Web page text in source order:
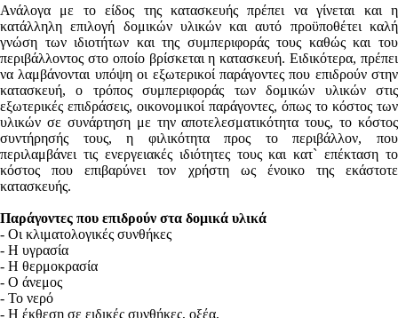
Ανάλογα με το είδος της κατασκευής πρέπει να γίνεται και η
κατάλληλη επιλογή δομικών υλικών και αυτό προϋποθέτει καλή
γνώση των ιδιοτήτων και της συμπεριφοράς τους καθώς και του
περιβάλλοντος στο οποίο βρίσκεται η κατασκευή. Ειδικότερα, πρέπει
να λαμβάνονται υπόψη οι εξωτερικοί παράγοντες που επιδρούν στην
κατασκευή, ο τρόπος συμπεριφοράς των δομικών υλικών στις
εξωτερικές επιδράσεις, οικονομικοί παράγοντες, όπως το κόστος των
υλικών σε συνάρτηση με την αποτελεσματικότητα τους, το κόστος
συντήρησής τους, η φιλικότητα προς το περιβάλλον, που
περιλαμβάνει τις ενεργειακές ιδιότητες τους και κατ` επέκταση το
κόστος που επιβαρύνει τον χρήστη ως ένοικο της εκάστοτε
κατασκευής.
Παράγοντες που επιδρούν στα δομικά υλικά
- Οι κλιματολογικές συνθήκες
- Η υγρασία
- Η θερμοκρασία
- Ο άνεμος
- Το νερό
- Η έκθεση σε ειδικές συνθήκες, οξέα,